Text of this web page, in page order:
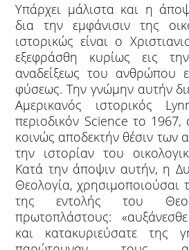
Υπάρχει μάλιστα και η
δια την εμφάνισιν της
ιστορικώς είναι ο
εξεφράσθη κυρίως εις
αναδείξεως του ανθρώπου
φύσεως. Την γνώμην αυτήν
Αμερικανός ιστορικός
περιοδικόν Science το 1967,
κοινώς αποδεκτήν θέσιν των
την ιστορίαν του
Κατά την άποψιν αυτήν, η
Θεολογία, χρησιμοποιούσαι
της εντολής του
πρωτοπλάστους:
και κατακυριεύσατε της